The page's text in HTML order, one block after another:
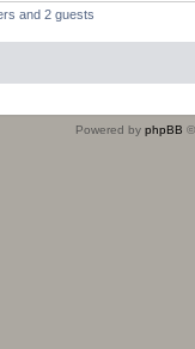
and 2 guests
Powered by phpBB